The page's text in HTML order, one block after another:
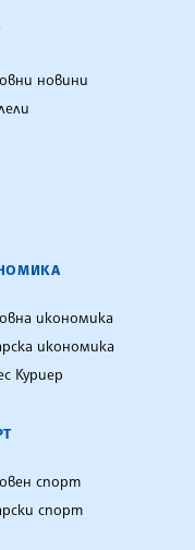
АГЕНЦИЯ
новини
икономика
икономика
Куриер
спорт
спорт